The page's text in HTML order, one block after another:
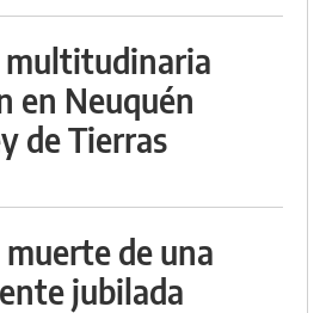
multitudinaria
en Neuquén
de Tierras
de una
jubilada